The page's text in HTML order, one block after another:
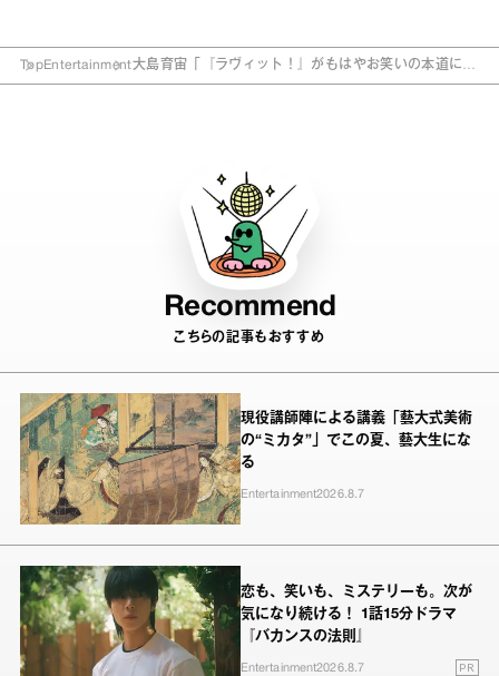
TopEntertainment大島育宙「『ラヴィット！』がもはやお笑いの本道に」
Recommend
こちらの記事もおすすめ
現役講師陣による講義「藝大式美術
の“ミカタ”」でこの夏、藝大生にな
る
Entertainment2026.8.7
恋も、笑いも、ミステリーも。次が
気になり続ける！ 1話15分ドラマ
『バカンスの法則』
Entertainment2026.8.7 PR